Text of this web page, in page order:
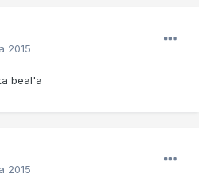
2015
beal'a
2015